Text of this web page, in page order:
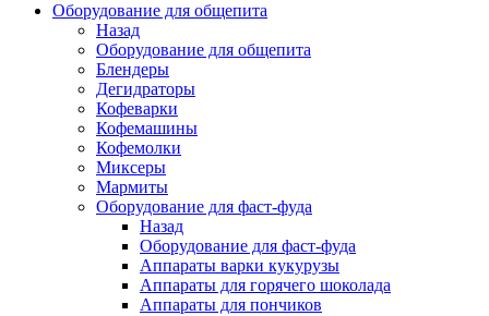
Оборудование для общепита
Назад
Оборудование для общепита
Блендеры
Дегидраторы
Кофеварки
Кофемашины
Кофемолки
Миксеры
Мармиты
Оборудование для фаст-фуда
Назад
Оборудование для фаст-фуда
Аппараты варки кукурузы
Аппараты для горячего шоколада
Аппараты для пончиков